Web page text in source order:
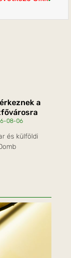
a
08-06
és külföldi